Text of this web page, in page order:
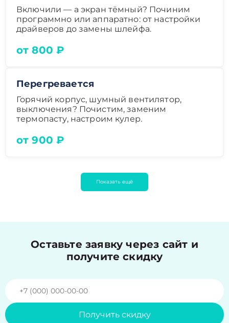
Включили — а экран тёмный? Починим
программно или аппаратно: от настройки
драйверов до замены шлейфа.
от 800 ₽
Перегревается
Горячий корпус, шумный вентилятор,
выключения? Почистим, заменим
термопасту, настроим кулер.
от 900 ₽
Показать ещё
Оставьте заявку через сайт и
получите скидку
Получить скидку